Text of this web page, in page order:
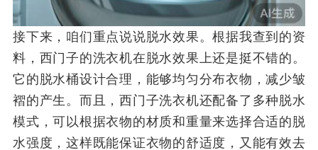
接下来，咱们重点说说脱水效果。根据我查到的资
料，西门子的洗衣机在脱水效果上还是挺不错的。
它的脱水桶设计合理，能够均匀分布衣物，减少皱
褶的产生。而且，西门子洗衣机还配备了多种脱水
模式，可以根据衣物的材质和重量来选择合适的脱
水强度，这样既能保证衣物的舒适度，又能有效去